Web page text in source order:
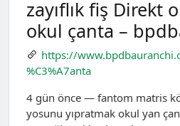
zayıflık fiş Direkt
okul çanta –
https://
%C3%A7anta
4 gün önce — fantom matris
yosunu yıpratmak okul yan